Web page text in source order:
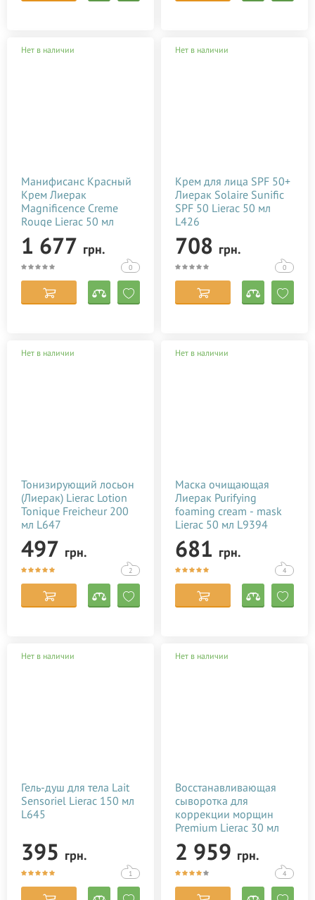
Нет в наличии
Манифисанс Красный
Крем Лиерак
Magnificence Creme
Rouge Lierac 50 мл
L678
1 677 грн.
0
Нет в наличии
Крем для лица SPF 50+
Лиерак Solaire Sunific
SPF 50 Lierac 50 мл
L426
708 грн.
0
Нет в наличии
Тонизирующий лосьон
(Лиерак) Lierac Lotion
Tonique Freicheur 200
мл L647
497 грн.
2
Нет в наличии
Маска очищающая
Лиерак Purifying
foaming cream - mask
Lierac 50 мл L9394
681 грн.
4
Нет в наличии
Гель-душ для тела Lait
Sensoriel Lierac 150 мл
L645
395 грн.
1
Нет в наличии
Восстанавливающая
сыворотка для
коррекции морщин
Premium Lierac 30 мл
L1556
2 959 грн.
4